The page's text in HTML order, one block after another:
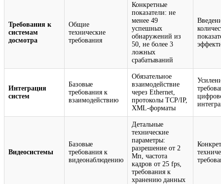
Требования к
системам
досмотра
Общие
технические
требования
Конкретные
показатели: не
менее 49
успешных
обнаружений из
50, не более 3
ложных
срабатываний
Интеграция
систем
Базовые
требования к
взаимодействию
Обязательное
взаимодействие
через Ethernet,
протоколы TCP/IP,
XML-форматы
Видеосистемы
Базовые
требования к
видеонаблюдению
Детальные
технические
параметры:
разрешение от 2
Мп, частота
кадров от 25 fps,
требования к
хранению данных